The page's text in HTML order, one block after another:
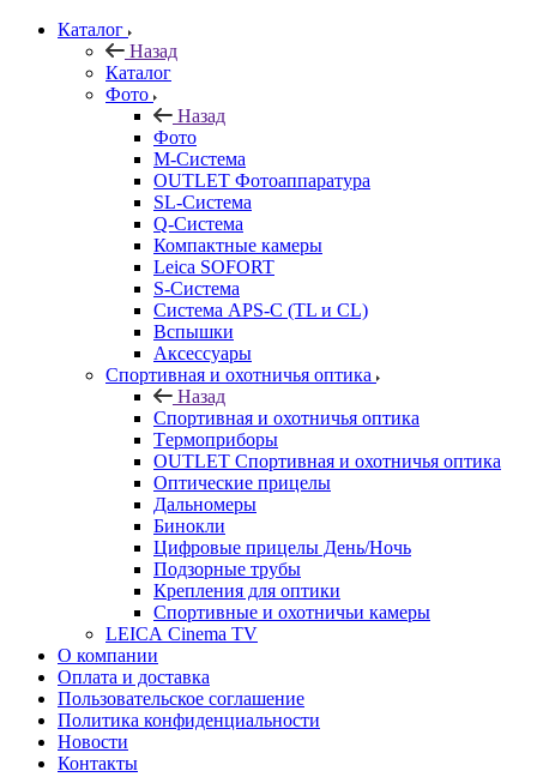
Каталог
Назад
Каталог
Фото
Назад
Фото
M-Система
OUTLET Фотоаппаратура
SL-Система
Q-Cистема
Компактные камеры
Leica SOFORT
S-Система
Система APS-C (TL и CL)
Вспышки
Аксессуары
Спортивная и охотничья оптика
Назад
Спортивная и охотничья оптика
Tермоприборы
OUTLET Спортивная и охотничья оптика
Оптические прицелы
Дальномеры
Бинокли
Цифровые прицелы День/Ночь
Подзорные трубы
Крепления для оптики
Спортивные и охотничьи камеры
LEICA Cinema TV
О компании
Оплата и доставка
Пользовательское соглашение
Политика конфиденциальности
Новости
Контакты